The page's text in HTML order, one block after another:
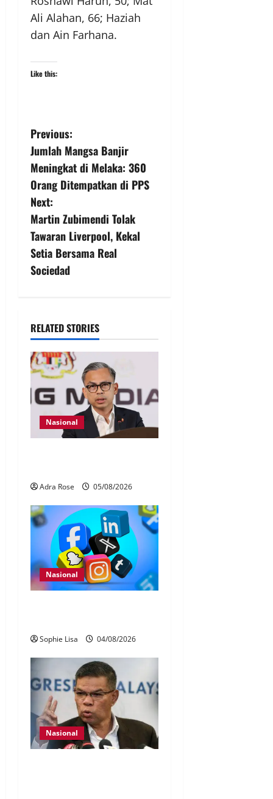
Ali Alahan, 66; Haziah
dan Ain Farhana.
Like this:
Previous:
Jumlah Mangsa Banjir
Meningkat di Melaka: 360
Orang Ditempatkan di PPS
Next:
Martin Zubimendi Tolak
Tawaran Liverpool, Kekal
Setia Bersama Real
Sociedad
RELATED STORIES
Nasional
Adra Rose 05/08/2026
Nasional
Sophie Lisa 04/08/2026
Nasional